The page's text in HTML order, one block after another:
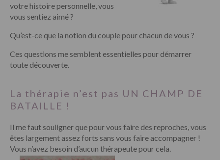
votre histoire personnelle, vous
vous sentiez aimé ?
Qu’est-ce que la notion du couple pour chacun de vous ?
Ces questions me semblent essentielles pour démarrer
toute découverte.
La thérapie n’est pas UN CHAMP DE
BATAILLE !
Il me faut souligner que pour vous faire des reproches, vous
êtes largement assez forts sans vous faire accompagner !
Vous n’avez besoin d’aucun thérapeute pour cela.